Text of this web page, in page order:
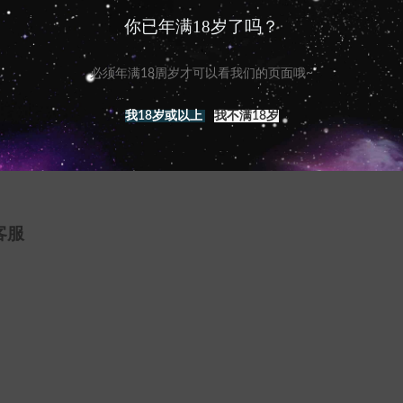
你已年满18岁了吗？
必须年满18周岁才可以看我们的页面哦~
我18岁或以上 我不满18岁
安全健康无需担心;
，也不可大力撕扯揉搓，否则可能会导致胶质破
的医疗用途；
服